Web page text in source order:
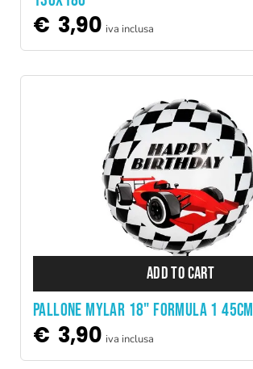
€ 3,90 iva inclusa
ADD TO CART
PALLONE MYLAR 18" FORMULA 1 45CM
€ 3,90 iva inclusa